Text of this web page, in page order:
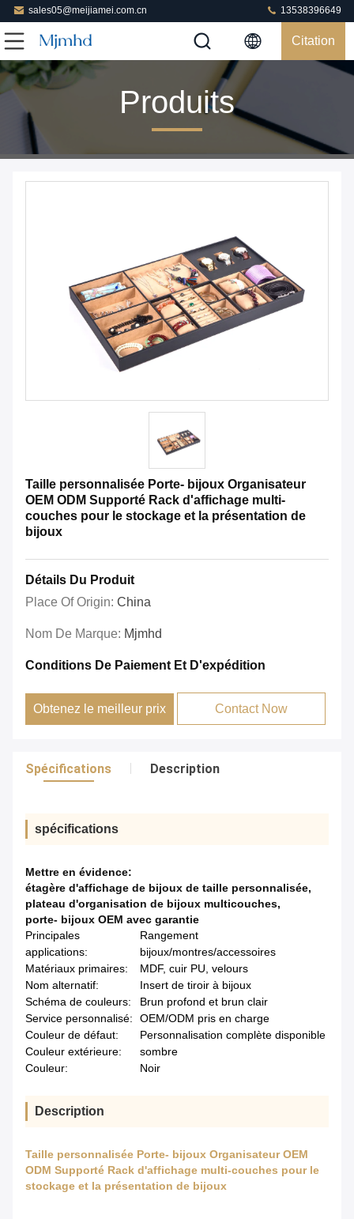
sales05@meijiamei.com.cn 13538396649
Citation
Produits
Taille personnalisée Porte- bijoux Organisateur
OEM ODM Supporté Rack d'affichage multi-
couches pour le stockage et la présentation de
bijoux
Détails Du Produit
Place Of Origin: China
Nom De Marque: Mjmhd
Conditions De Paiement Et D'expédition
Obtenez le meilleur prix Contact Now
Spécifications Description
spécifications
Mettre en évidence:
étagère d'affichage de bijoux de taille personnalisée,
plateau d'organisation de bijoux multicouches,
porte- bijoux OEM avec garantie
Principales
applications:
Rangement
bijoux/montres/accessoires
Matériaux primaires:
MDF, cuir PU, velours
Nom alternatif:
Insert de tiroir à bijoux
Schéma de couleurs:
Brun profond et brun clair
Service personnalisé:
OEM/ODM pris en charge
Couleur de défaut:
Personnalisation complète disponible
Couleur extérieure:
sombre
Couleur:
Noir
Description
Taille personnalisée Porte- bijoux Organisateur OEM
ODM Supporté Rack d'affichage multi-couches pour le
stockage et la présentation de bijoux